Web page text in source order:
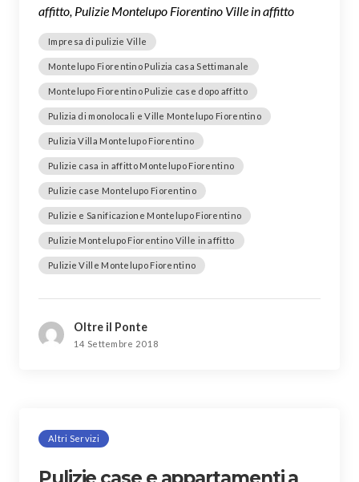
affitto, Pulizie Montelupo Fiorentino Ville in affitto
Impresa di pulizie Ville
Montelupo Fiorentino Pulizia casa Settimanale
Montelupo Fiorentino Pulizie case dopo affitto
Pulizia di monolocali e Ville Montelupo Fiorentino
Pulizia Villa Montelupo Fiorentino
Pulizie casa in affitto Montelupo Fiorentino
Pulizie case Montelupo Fiorentino
Pulizie e Sanificazione Montelupo Fiorentino
Pulizie Montelupo Fiorentino Ville in affitto
Pulizie Ville Montelupo Fiorentino
Oltre il Ponte
14 Settembre 2018
Altri Servizi